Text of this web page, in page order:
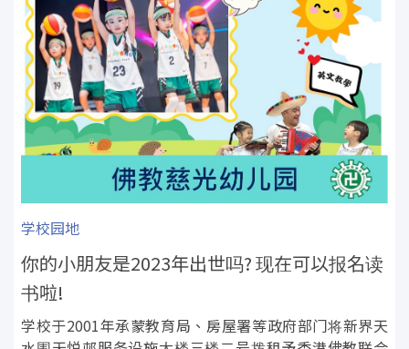
学校园地
你的小朋友是2023年出世吗? 现在可以报名读
书啦!
学校于2001年承蒙教育局、房屋署等政府部门将新界天